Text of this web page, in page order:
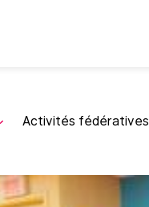
Activités fédératives